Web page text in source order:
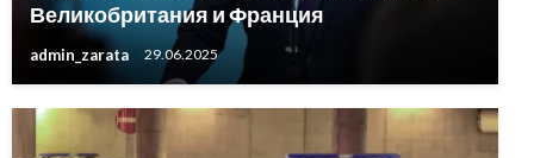
Великобритания и Франция
admin_zarata 29.06.2025